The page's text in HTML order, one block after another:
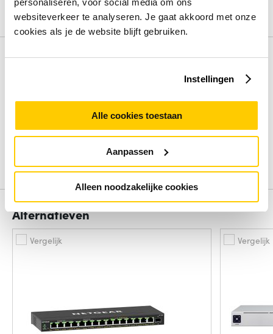
personaliseren, voor social media om ons
websiteverkeer te analyseren. Je gaat akkoord met onze
cookies als je de website blijft gebruiken.
Instellingen
Alle cookies toestaan
Aanpassen
Alleen noodzakelijke cookies
Bekijk alle specificaties
Review
review.
Alternatieven
Vergelijk Vergelijk